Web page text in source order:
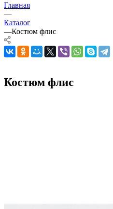
Главная
—
Каталог
—Костюм флис
Костюм флис